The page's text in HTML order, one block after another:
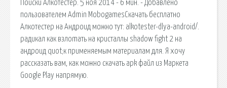
Поиски Алкотестер. 5 ноя 2014 - 6 мин. - Добавлено
пользователем Admin MobogamesСкачать бесплатно
Алкотестер на Андроид можно тут: alkotester-dlya-android/.
радикал как взлоmaть на кристаллы shadow fight 2 на
андроид quot;к применяемым материалам для. Я хочу
рассказать вам, как можно скачать apk файл из Маркета
Google Play напрямую.